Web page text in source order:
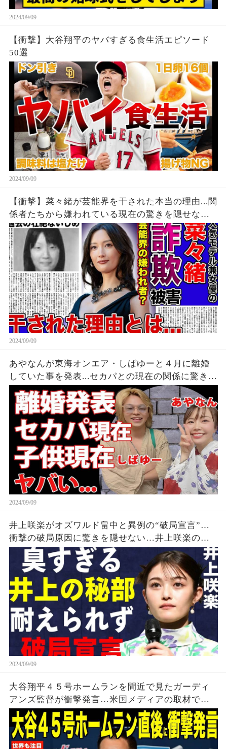
2024/09/09
【衝撃】大谷翔平のヤバすぎる食生活エピソード
50選
2024/09/09
【衝撃】菜々緒が芸能界を干された本当の理由...関
係者たちから嫌われている現在の驚きを隠せな
い！！詐欺被害にまで遭っている衝撃の現在...過去
の壮絶ないじめに一同驚愕！！
2024/09/09
あやなんが東海オンエア・しばゆーと４月に離婚
していた事を発表...セカパとの現在の関係に驚きを
隠せない...『しばゆー＆あやなん』夫婦の精神崩壊
した現在がヤバい...
2024/09/09
井上咲楽がオズワルド畠中と異例の“破局宣言”…
衝撃の破局原因に驚きを隠せない…井上咲楽の介
護生活の真相
2024/09/09
大谷翔平４５号ホームランを間近で見たガーディ
アンズ監督が衝撃発言…米国メディアの取材で明
らかとなったロバーツ監督の「５０-５０」記録に
ついてが話題【海外の反応 MLBメジャー 野球】